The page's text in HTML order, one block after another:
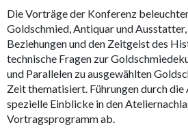
Die Vorträge der Konferenz
Goldschmied, Antiquar und
Beziehungen und den Zeitgeist des
technische Fragen zur
und Parallelen zu ausgewählten
Zeit thematisiert. Führungen durch die
spezielle Einblicke in den
Vortragsprogramm ab.